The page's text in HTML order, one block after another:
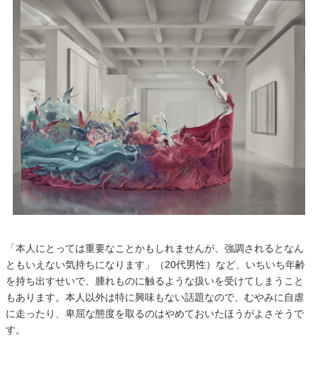
「本人にとっては重要なことかもしれませんが、強調されるとなん
ともいえない気持ちになります」（20代男性）など、いちいち年齢
を持ち出すせいで、腫れものに触るような扱いを受けてしまうこと
もあります。本人以外は特に興味もない話題なので、むやみに自虐
に走ったり、卑屈な態度を取るのはやめておいたほうがよさそうで
す。